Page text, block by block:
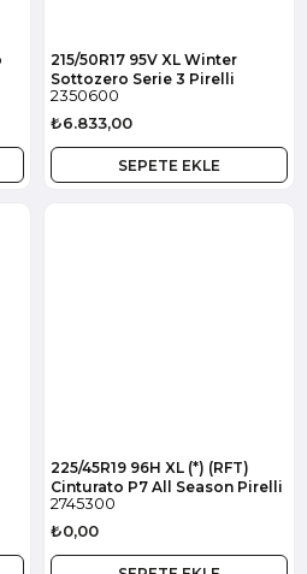
215/50R17 95V XL Winter
Sottozero Serie 3 Pirelli
2350600
₺6.833,00
SEPETE EKLE
225/45R19 96H XL (*) (RFT)
Cinturato P7 All Season Pirelli
2745300
₺0,00